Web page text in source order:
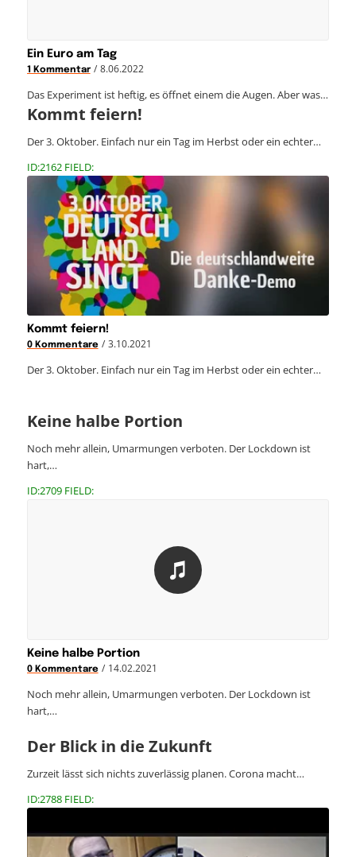
Ein Euro am Tag
1 Kommentar / 8.06.2022
Das Experiment ist heftig, es öffnet einem die Augen. Aber was…
Kommt feiern!
Der 3. Oktober. Einfach nur ein Tag im Herbst oder ein echter…
ID:2162 FIELD:
Kommt feiern!
0 Kommentare / 3.10.2021
Der 3. Oktober. Einfach nur ein Tag im Herbst oder ein echter…
Keine halbe Portion
Noch mehr allein, Umarmungen verboten. Der Lockdown ist
hart,…
ID:2709 FIELD:
Keine halbe Portion
0 Kommentare / 14.02.2021
Noch mehr allein, Umarmungen verboten. Der Lockdown ist
hart,…
Der Blick in die Zukunft
Zurzeit lässt sich nichts zuverlässig planen. Corona macht…
ID:2788 FIELD: